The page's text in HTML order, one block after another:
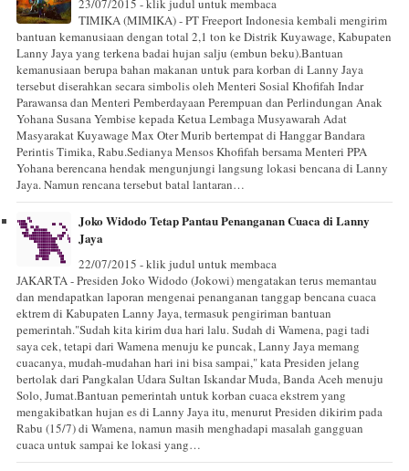
23/07/2015 - klik judul untuk membaca
TIMIKA (MIMIKA) - PT Freeport Indonesia kembali mengirim
bantuan kemanusiaan dengan total 2,1 ton ke Distrik Kuyawage, Kabupaten
Lanny Jaya yang terkena badai hujan salju (embun beku).Bantuan
kemanusiaan berupa bahan makanan untuk para korban di Lanny Jaya
tersebut diserahkan secara simbolis oleh Menteri Sosial Khofifah Indar
Parawansa dan Menteri Pemberdayaan Perempuan dan Perlindungan Anak
Yohana Susana Yembise kepada Ketua Lembaga Musyawarah Adat
Masyarakat Kuyawage Max Oter Murib bertempat di Hanggar Bandara
Perintis Timika, Rabu.Sedianya Mensos Khofifah bersama Menteri PPA
Yohana berencana hendak mengunjungi langsung lokasi bencana di Lanny
Jaya. Namun rencana tersebut batal lantaran…
Joko Widodo Tetap Pantau Penanganan Cuaca di Lanny
Jaya
22/07/2015 - klik judul untuk membaca
JAKARTA - Presiden Joko Widodo (Jokowi) mengatakan terus memantau
dan mendapatkan laporan mengenai penanganan tanggap bencana cuaca
ektrem di Kabupaten Lanny Jaya, termasuk pengiriman bantuan
pemerintah."Sudah kita kirim dua hari lalu. Sudah di Wamena, pagi tadi
saya cek, tetapi dari Wamena menuju ke puncak, Lanny Jaya memang
cuacanya, mudah-mudahan hari ini bisa sampai," kata Presiden jelang
bertolak dari Pangkalan Udara Sultan Iskandar Muda, Banda Aceh menuju
Solo, Jumat.Bantuan pemerintah untuk korban cuaca ekstrem yang
mengakibatkan hujan es di Lanny Jaya itu, menurut Presiden dikirim pada
Rabu (15/7) di Wamena, namun masih menghadapi masalah gangguan
cuaca untuk sampai ke lokasi yang…